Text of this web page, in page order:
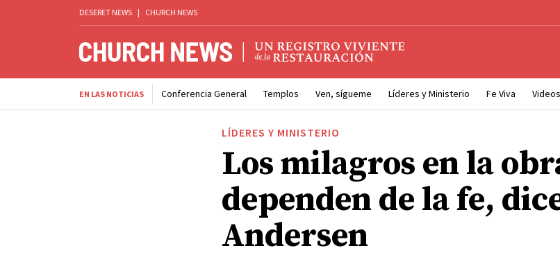
DESERET NEWS | CHURCH NEWS
EN LAS NOTICIAS Conferencia General Templos Ven, sígueme Líderes y Ministerio Fe Viva Videos
LÍDERES Y MINISTERIO
Los milagros en la
dependen de la fe,
Andersen